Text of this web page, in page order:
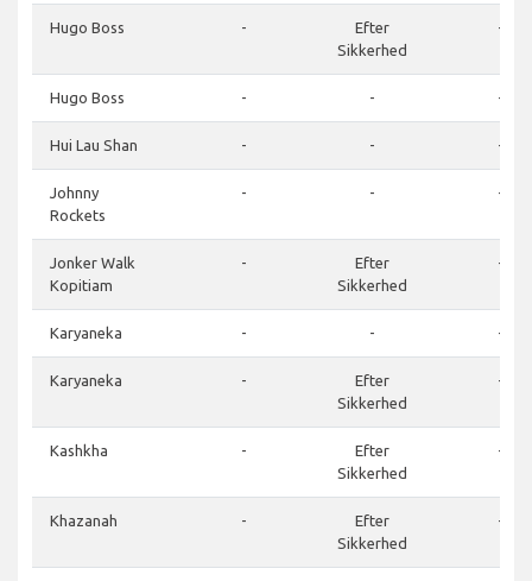
Hugo Boss -
Efter
Sikkerhed
-
Hugo Boss - - -
Hui Lau Shan - - -
Johnny
Rockets
- - -
Jonker Walk
Kopitiam
-
Efter
Sikkerhed
-
Karyaneka - - -
Karyaneka -
Efter
Sikkerhed
-
Kashkha -
Efter
Sikkerhed
-
Khazanah -
Efter
Sikkerhed
-